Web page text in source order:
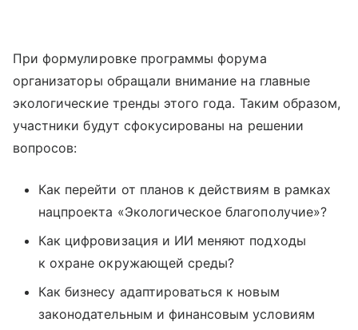
При формулировке программы форума
организаторы обращали внимание на главные
экологические тренды этого года. Таким образом,
участники будут сфокусированы на решении
вопросов:
Как перейти от планов к действиям в рамках
нацпроекта «Экологическое благополучие»?
Как цифровизация и ИИ меняют подходы
к охране окружающей среды?
Как бизнесу адаптироваться к новым
законодательным и финансовым условиям